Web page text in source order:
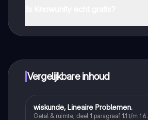
Vergelijkbare inhoud
Wiskunde
wiskunde, Lineaire Problemen.
Getal & ruimte, deel 1 paragraaf 1.1 t/m 1.6.